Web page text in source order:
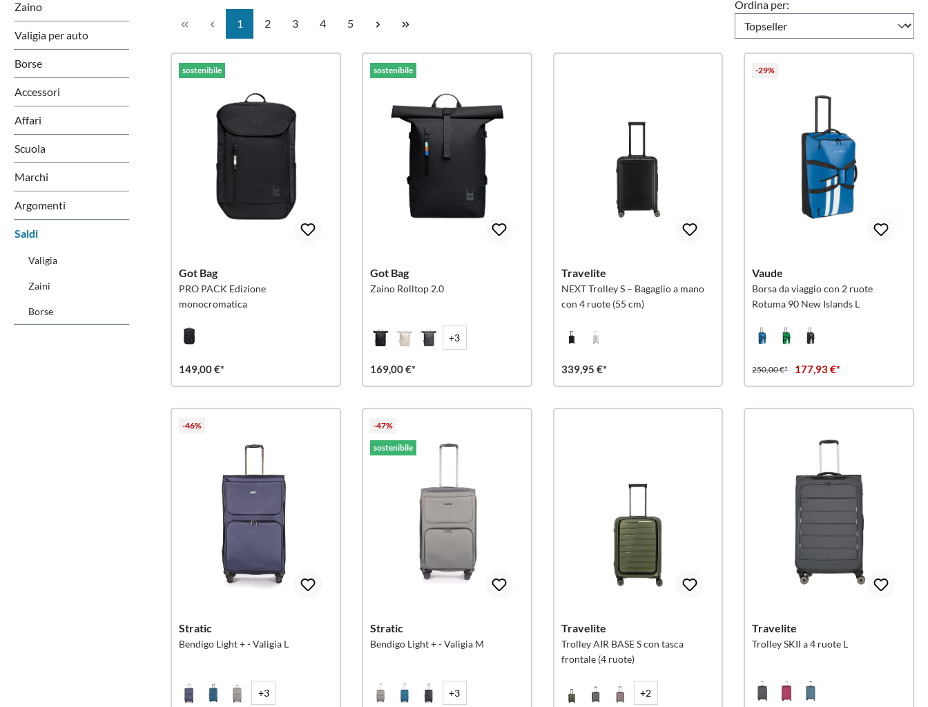
Zaino
Valigia per auto
Borse
Accessori
Affari
Scuola
Marchi
Argomenti
Saldi
Valigia
Zaini
Borse
Tipo di prodotto Prezzo
Pagina
1 Pagina
2 Pagina
3 Pagina
4 Pagina
5
Ordina per:
sostenibile
Got Bag
PRO PACK Edizione
monocromatica
149,00 €*
sostenibile
Got Bag
Zaino Rolltop 2.0
+3
169,00 €*
Travelite
NEXT Trolley S – Bagaglio a mano
con 4 ruote (55 cm)
339,95 €*
-29%
Vaude
Borsa da viaggio con 2 ruote
Rotuma 90 New Islands L
250,00 €* 177,93 €*
-46%
Stratic
Bendigo Light + - Valigia L
+3
-47%
sostenibile
Stratic
Bendigo Light + - Valigia M
+3
Travelite
Trolley AIR BASE S con tasca
frontale (4 ruote)
+2
Travelite
Trolley SKII a 4 ruote L